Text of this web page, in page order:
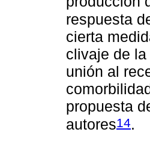
respuesta
cierta
clivaje de
unión al
propuesta
autores14.